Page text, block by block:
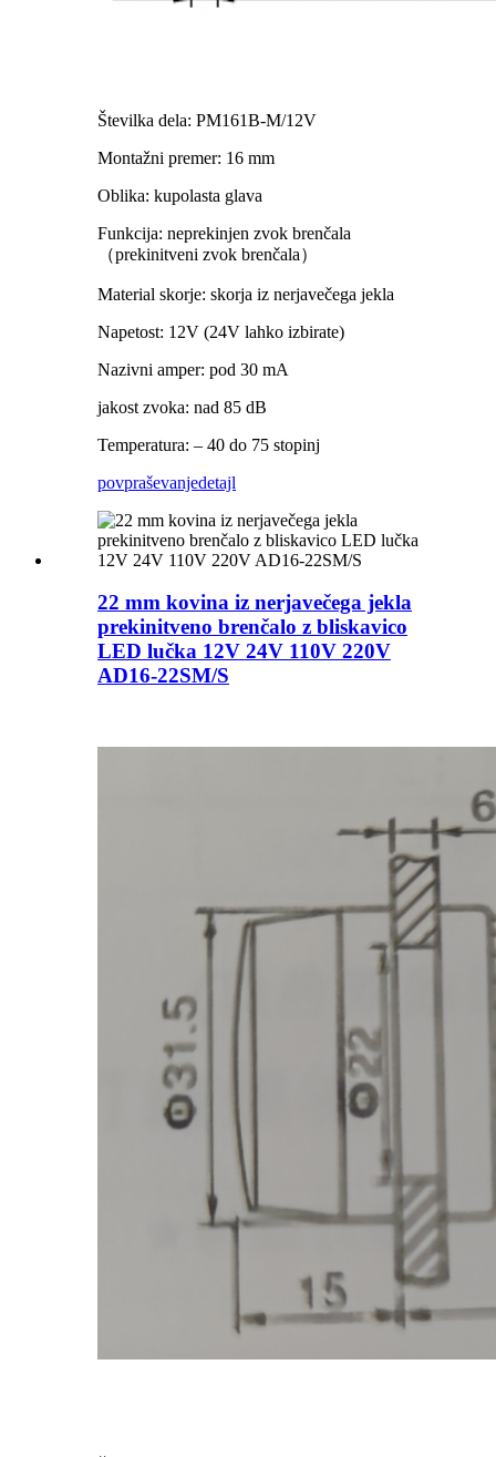
Številka dela: PM161B-M/12V
Montažni premer: 16 mm
Oblika: kupolasta glava
Funkcija: neprekinjen zvok brenčala
（prekinitveni zvok brenčala）
Material skorje: skorja iz nerjavečega jekla
Napetost: 12V (24V lahko izbirate)
Nazivni amper: pod 30 mA
jakost zvoka: nad 85 dB
Temperatura: – 40 do 75 stopinj
povpraševanjedetajl
22 mm kovina iz nerjavečega jekla
prekinitveno brenčalo z bliskavico
LED lučka 12V 24V 110V 220V
AD16-22SM/S